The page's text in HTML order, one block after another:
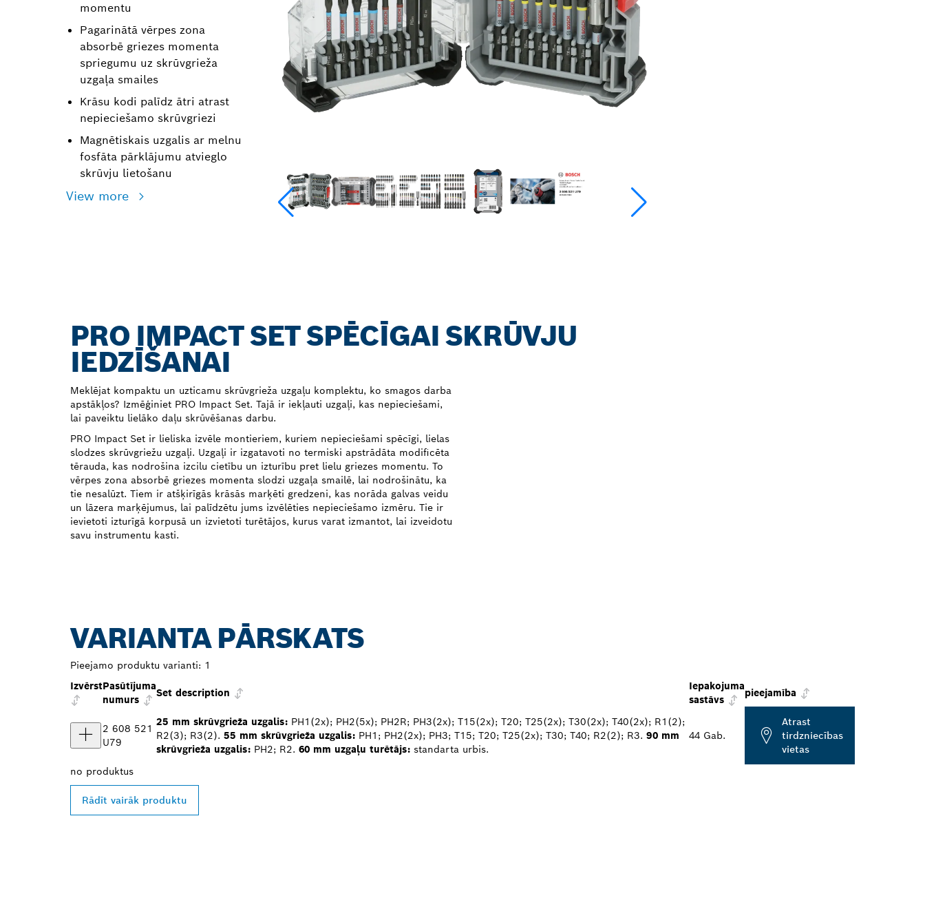
momentu
Pagarinātā vērpes zona
absorbē griezes momenta
spriegumu uz skrūvgrieža
uzgaļa smailes
Krāsu kodi palīdz ātri atrast
nepieciešamo skrūvgriezi
Magnētiskais uzgalis ar melnu
fosfāta pārklājumu atvieglo
skrūvju lietošanu
View more
PRO IMPACT SET SPĒCĪGAI SKRŪVJU
IEDZĪŠANAI
Meklējat kompaktu un uzticamu skrūvgrieža uzgaļu komplektu, ko smagos darba
apstākļos? Izmēģiniet PRO Impact Set. Tajā ir iekļauti uzgaļi, kas nepieciešami,
lai paveiktu lielāko daļu skrūvēšanas darbu.
PRO Impact Set ir lieliska izvēle montieriem, kuriem nepieciešami spēcīgi, lielas
slodzes skrūvgriežu uzgaļi. Uzgaļi ir izgatavoti no termiski apstrādāta modificēta
tērauda, kas nodrošina izcilu cietību un izturību pret lielu griezes momentu. To
vērpes zona absorbē griezes momenta slodzi uzgaļa smailē, lai nodrošinātu, ka
tie nesalūzt. Tiem ir atšķirīgās krāsās marķēti gredzeni, kas norāda galvas veidu
un lāzera marķējumus, lai palīdzētu jums izvēlēties nepieciešamo izmēru. Tie ir
ievietoti izturīgā korpusā un izvietoti turētājos, kurus varat izmantot, lai izveidotu
savu instrumentu kasti.
VARIANTA PĀRSKATS
Pieejamo produktu varianti: 1
IzvērstPasūtījuma
numurs
Set description
Iepakojuma
sastāvs
pieejamība
2 608 521
U79
25 mm skrūvgrieža uzgalis: PH1(2x); PH2(5x); PH2R; PH3(2x); T15(2x); T20; T25(2x); T30(2x); T40(2x); R1(2);
R2(3); R3(2). 55 mm skrūvgrieža uzgalis: PH1; PH2(2x); PH3; T15; T20; T25(2x); T30; T40; R2(2); R3. 90 mm
skrūvgrieža uzgalis: PH2; R2. 60 mm uzgaļu turētājs: standarta urbis.
44 Gab.
Atrast
tirdzniecības
vietas
no produktus
Rādīt vairāk produktu